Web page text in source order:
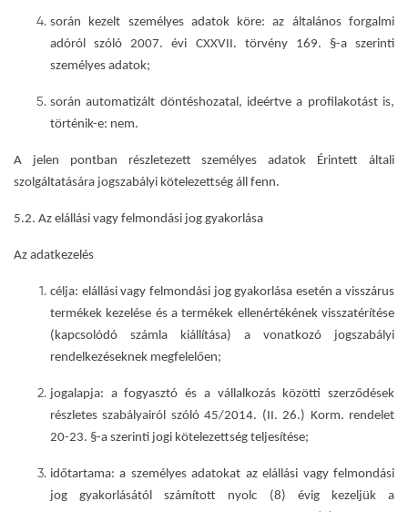
során kezelt személyes adatok köre: az általános forgalmi
adóról szóló 2007. évi CXXVII. törvény 169. §-a szerinti
személyes adatok;
során automatizált döntéshozatal, ideértve a profilakotást is,
történik-e: nem.
A jelen pontban részletezett személyes adatok Érintett általi
szolgáltatására jogszabályi kötelezettség áll fenn.
5.2. Az elállási vagy felmondási jog gyakorlása
Az adatkezelés
célja: elállási vagy felmondási jog gyakorlása esetén a visszárus
termékek kezelése és a termékek ellenértékének visszatérítése
(kapcsolódó számla kiállítása) a vonatkozó jogszabályi
rendelkezéseknek megfelelően;
jogalapja: a fogyasztó és a vállalkozás közötti szerződések
részletes szabályairól szóló 45/2014. (II. 26.) Korm. rendelet
20-23. §-a szerinti jogi kötelezettség teljesítése;
időtartama: a személyes adatokat az elállási vagy felmondási
jog gyakorlásától számított nyolc (8) évig kezeljük a